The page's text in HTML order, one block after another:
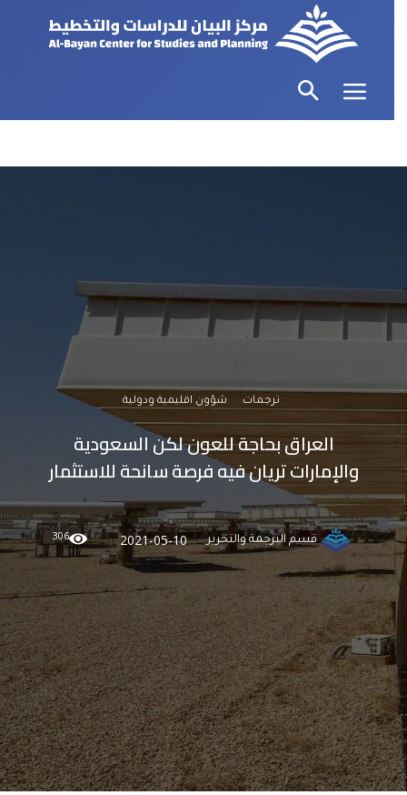
ترجمات شؤون اقليمية ودولية
العراق بحاجة للعون لكن السعودية
والإمارات تريان فيه فرصة سانحة للاستثمار
قسم الترجمة والتحرير 2021-05-10
306